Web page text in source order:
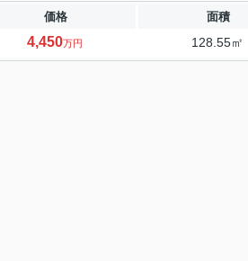
価格 面積
4,450万円 128.55㎡